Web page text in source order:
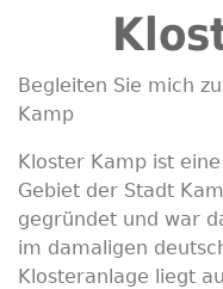
Begleiten Sie mich
Kamp
Kloster Kamp ist
Gebiet der Stadt
gegründet und war
im damaligen
Klosteranlage liegt